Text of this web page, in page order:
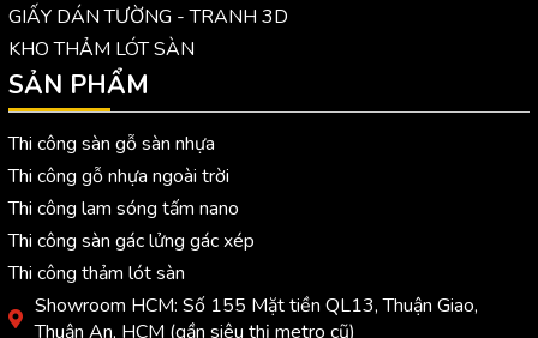
GIẤY DÁN TƯỜNG - TRANH 3D
KHO THẢM LÓT SÀN
SẢN PHẨM
Thi công sàn gỗ sàn nhựa
Thi công gỗ nhựa ngoài trời
Thi công lam sóng tấm nano
Thi công sàn gác lửng gác xép
Thi công thảm lót sàn
Showroom HCM: Số 155 Mặt tiền QL13, Thuận Giao,
Thuận An, HCM (gần siêu thị metro cũ)